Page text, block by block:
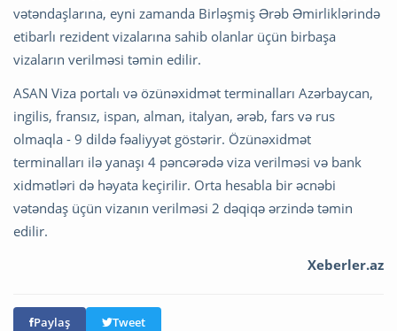
vətəndaşlarına, eyni zamanda Birləşmiş Ərəb Əmirliklərində
etibarlı rezident vizalarına sahib olanlar üçün birbaşa
vizaların verilməsi təmin edilir.
ASAN Viza portalı və özünəxidmət terminalları Azərbaycan,
ingilis, fransız, ispan, alman, italyan, ərəb, fars və rus
olmaqla - 9 dildə fəaliyyət göstərir. Özünəxidmət
terminalları ilə yanaşı 4 pəncərədə viza verilməsi və bank
xidmətləri də həyata keçirilir. Orta hesabla bir əcnəbi
vətəndaş üçün vizanın verilməsi 2 dəqiqə ərzində təmin
edilir.
Xeberler.az
Paylaş Tweet